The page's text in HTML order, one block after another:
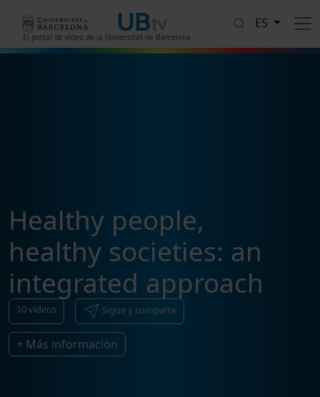
El portal de vídeo de la Universitat de Barcelona
ES
Healthy people,
healthy societies: an
integrated approach
10vídeos Sigue y comparte
+ Más información